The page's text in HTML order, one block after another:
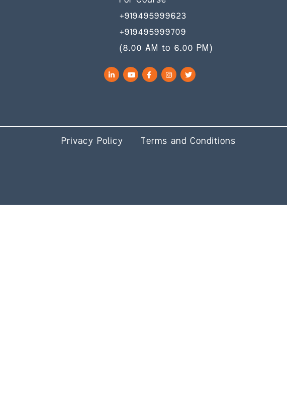
+919495999623
+919495999709
(8.00 AM to 6.00 PM)
LinkedInYouTubeFacebookInstagramTwitter
Privacy Policy Terms and Conditions